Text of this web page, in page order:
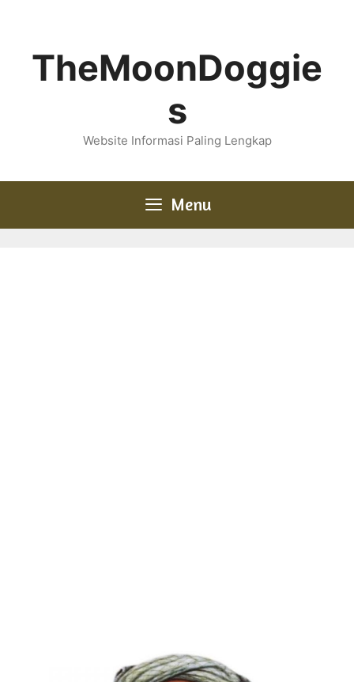
TheMoonDoggie
s
Website Informasi Paling Lengkap
Menu